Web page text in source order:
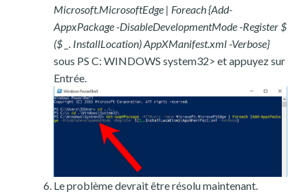
Microsoft.MicrosoftEdge | Foreach {Add-
AppxPackage -DisableDevelopmentMode -Register $
($ _. InstallLocation) AppXManifest.xml -Verbose}
sous PS C: WINDOWS system32> et appuyez sur
Entrée.
Le problème devrait être résolu maintenant.